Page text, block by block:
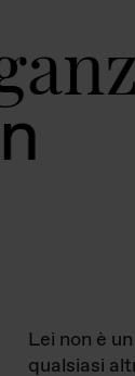
ga
Lei non è
qualsiasi